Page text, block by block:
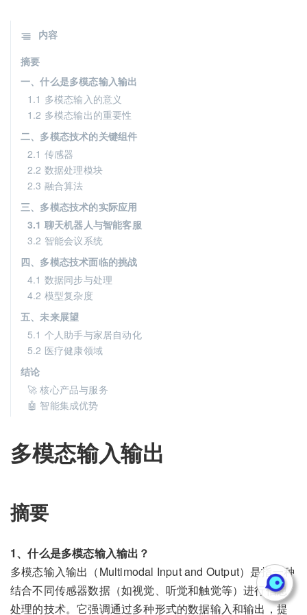
多模态输入输出
摘要
1、什么是多模态输入输出？
多模态输入输出（Multimodal Input and Output）是指一种
结合不同传感器数据（如视觉、听觉和触觉等）进行信息
处理的技术。它强调通过多种形式的数据输入和输出，提
内容
摘要
一、什么是多模态输入输出
1.1 多模态输入的意义
1.2 多模态输出的重要性
二、多模态技术的关键组件
2.1 传感器
2.2 数据处理模块
2.3 融合算法
三、多模态技术的实际应用
3.1 聊天机器人与智能客服
3.2 智能会议系统
四、多模态技术面临的挑战
4.1 数据同步与处理
4.2 模型复杂度
五、未来展望
5.1 个人助手与家居自动化
5.2 医疗健康领域
结论
🚀 核心产品与服务
🤖 智能集成优势